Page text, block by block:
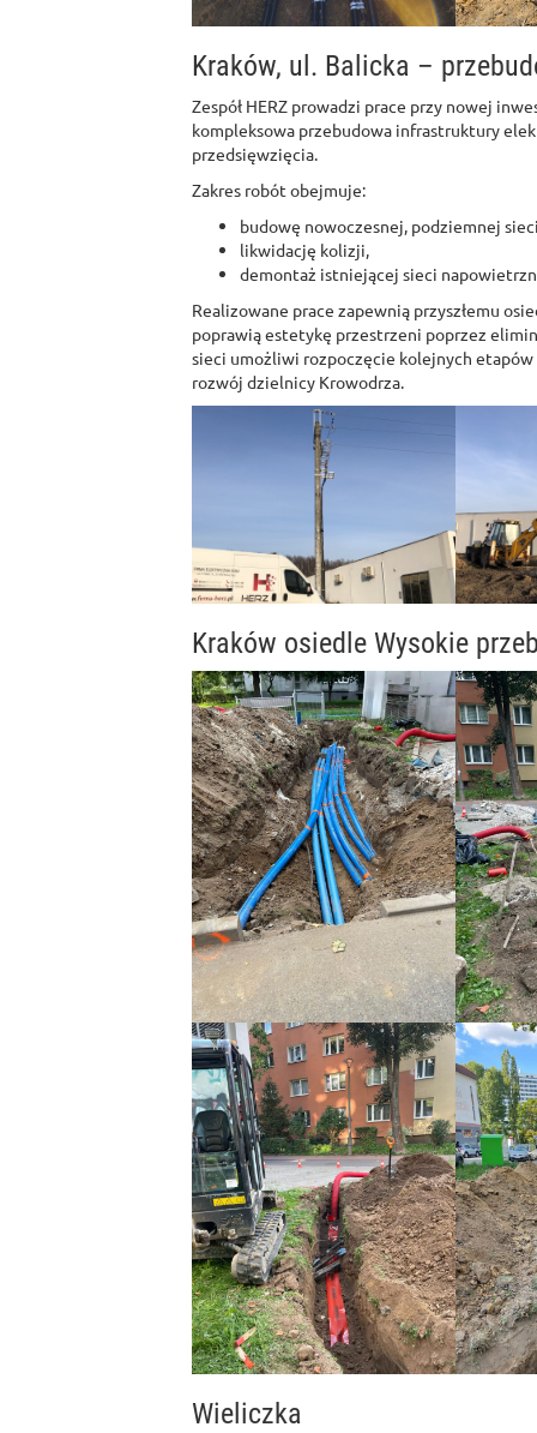
Kraków, ul. Balicka –
Zespół HERZ prowadzi prace przy nowej
kompleksowa przebudowa infrastruktury
przedsięwzięcia.
Zakres robót obejmuje:
budowę nowoczesnej, podziemnej
likwidację kolizji,
demontaż istniejącej sieci
Realizowane prace zapewnią przyszłemu
poprawią estetykę przestrzeni poprzez
sieci umożliwi rozpoczęcie kolejnych
rozwój dzielnicy Krowodrza.
Kraków osiedle Wysokie
Wieliczka